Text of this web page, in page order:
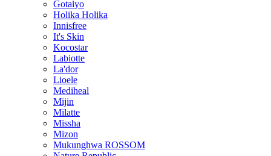
Gotaiyo
Holika Holika
Innisfree
It's Skin
Kocostar
Labiotte
La'dor
Lioele
Mediheal
Mijin
Milatte
Missha
Mizon
Mukunghwa ROSSOM